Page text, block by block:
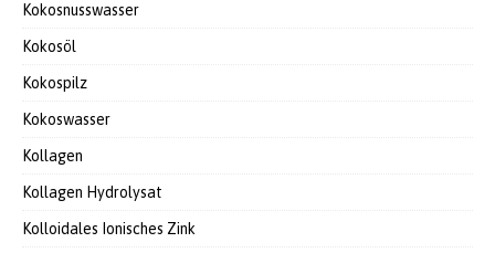
Kokosnusswasser
Kokosöl
Kokospilz
Kokoswasser
Kollagen
Kollagen Hydrolysat
Kolloidales Ionisches Zink